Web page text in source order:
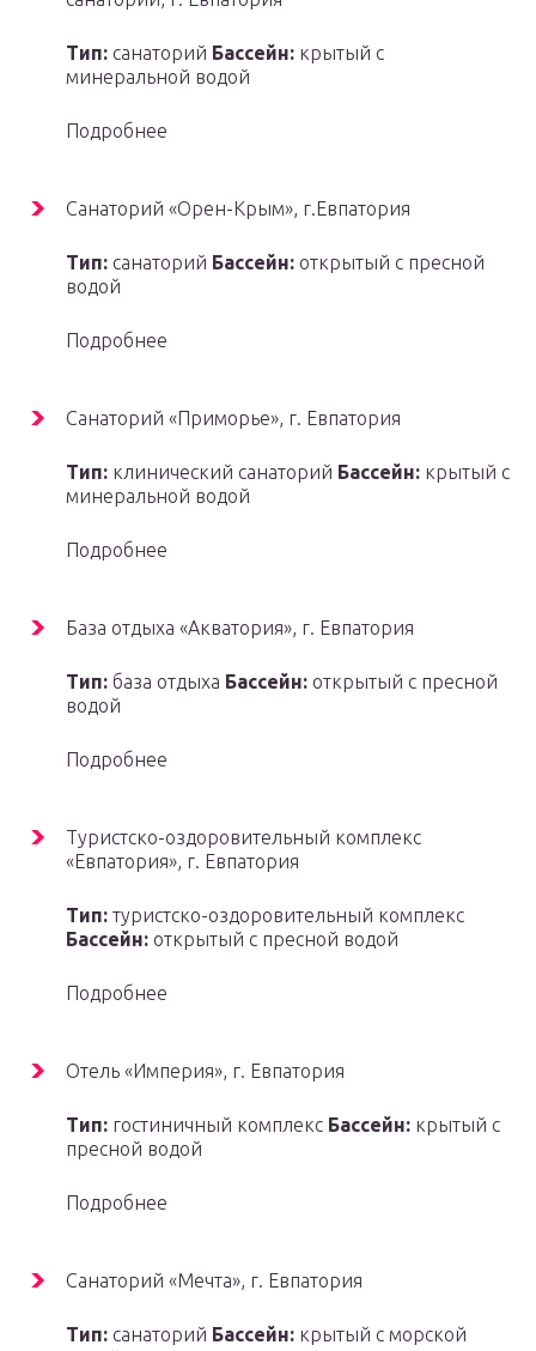
Тип: санаторий Бассейн: крытый с
минеральной водой
Подробнее
Санаторий «Орен-Крым», г.Евпатория
Тип: санаторий Бассейн: открытый с пресной
водой
Подробнее
Санаторий «Приморье», г. Евпатория
Тип: клинический санаторий Бассейн: крытый с
минеральной водой
Подробнее
База отдыха «Акватория», г. Евпатория
Тип: база отдыха Бассейн: открытый с пресной
водой
Подробнее
Туристско-оздоровительный комплекс
«Евпатория», г. Евпатория
Тип: туристско-оздоровительный комплекс
Бассейн: открытый с пресной водой
Подробнее
Отель «Империя», г. Евпатория
Тип: гостиничный комплекс Бассейн: крытый с
пресной водой
Подробнее
Санаторий «Мечта», г. Евпатория
Тип: санаторий Бассейн: крытый с морской